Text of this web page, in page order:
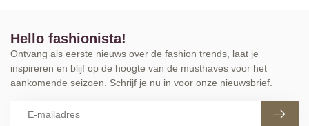
Hello fashionista!
Ontvang als eerste nieuws over de fashion trends, laat je
inspireren en blijf op de hoogte van de musthaves voor het
aankomende seizoen. Schrijf je nu in voor onze nieuwsbrief.